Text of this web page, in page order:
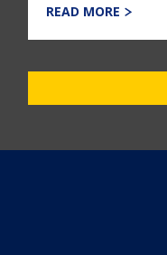
READ MORE